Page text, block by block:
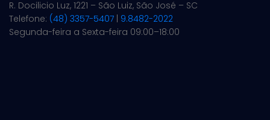
R. Docilicio Luz, 1221 – São Luiz, São José – SC
Telefone: (48) 3357-5407 9.8482-2022
Segunda-feira a Sexta-feira 09:00–18:00